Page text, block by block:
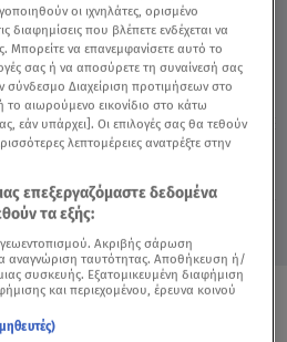
2026
ΓΙΑΝΝΟΥΛΑΣ ΦΑΡΜΑ ΓΙΩΡΓΟΣ
οι ιχνηλάτες, ορισμένο
διαφημίσεις που βλέπετε ενδέχεται να
Μπορείτε να επανεμφανίσετε αυτό το
σας ή να αποσύρετε τη συναίνεσή σας
Διαχείριση προτιμήσεων στο
το αιωρούμενο εικονίδιο στο κάτω
εάν υπάρχει]. Οι επιλογές σας θα τεθούν
λεπτομέρειες ανατρέξτε στην
επεξεργαζόμαστε δεδομένα
τα εξής:
Ακριβής σάρωση
αναγνώριση ταυτότητας. Αποθήκευση ή/
συσκευής. Εξατομικευμένη διαφήμιση
και περιεχομένου, έρευνα κοινού